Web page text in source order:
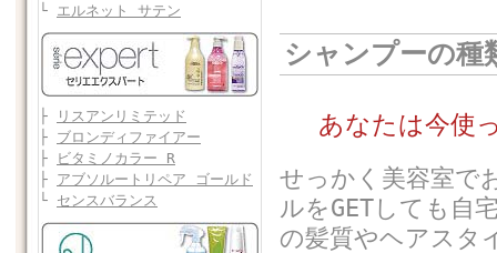
└ エルネット サテン
├
リスアンリミテッド
├ ブロンディファイアー
├
ビタミノカラー R
├ アブソルートリペア ゴールド
└ センスバランス
シャンプーの種
あなたは今使
せっかく美容室で
ルをGETしても自
の髪質やヘアスタ